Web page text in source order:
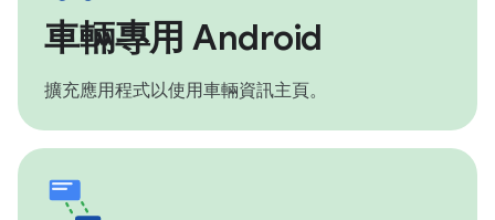
車輛專用 Android
擴充應用程式以使用車輛資訊主頁。